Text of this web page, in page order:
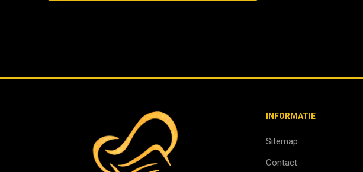
INFORMATIE
Sitemap
Contact